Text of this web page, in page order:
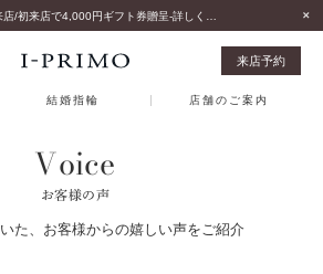
来店予約
結婚指輪 店舗のご案内
Voice
お客様の声
た、お客様からの嬉しい声をご紹介